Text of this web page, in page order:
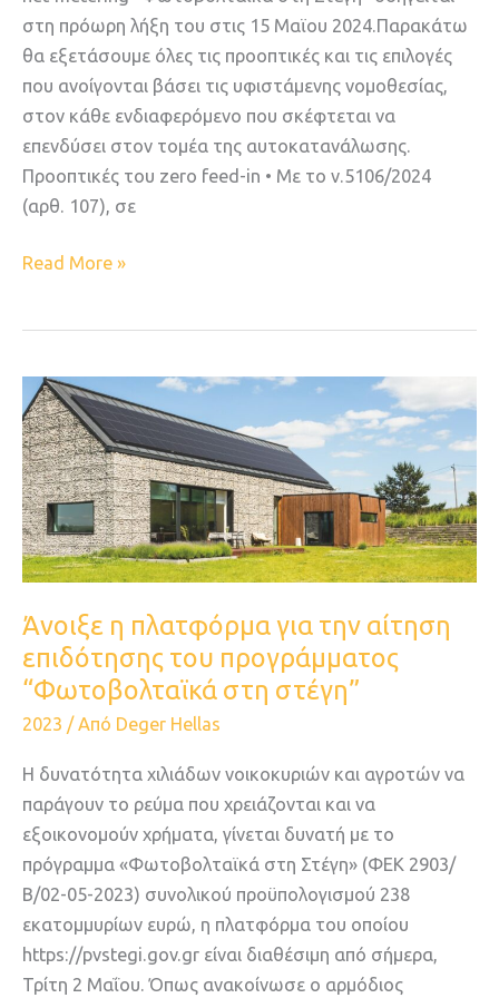
στη πρόωρη λήξη του στις 15 Μαϊου 2024.Παρακάτω
θα εξετάσουμε όλες τις προοπτικές και τις επιλογές
που ανοίγονται βάσει τις υφιστάμενης νομοθεσίας,
στον κάθε ενδιαφερόμενο που σκέφτεται να
επενδύσει στον τομέα της αυτοκατανάλωσης.
Προοπτικές του zero feed-in • Με το ν.5106/2024
(αρθ. 107), σε
Read More »
Άνοιξε η πλατφόρμα για την αίτηση
επιδότησης του προγράμματος
“Φωτοβολταϊκά στη στέγη”
2023 / Από Deger Hellas
Η δυνατότητα χιλιάδων νοικοκυριών και αγροτών να
παράγουν το ρεύμα που χρειάζονται και να
εξοικονομούν χρήματα, γίνεται δυνατή με το
πρόγραμμα «Φωτοβολταϊκά στη Στέγη» (ΦΕΚ 2903/
Β/02-05-2023) συνολικού προϋπολογισμού 238
εκατομμυρίων ευρώ, η πλατφόρμα του οποίου
https://pvstegi.gov.gr είναι διαθέσιμη από σήμερα,
Τρίτη 2 Μαΐου. Όπως ανακοίνωσε ο αρμόδιος
Άνοιξε
η
πλατφόρμα
για
την
αίτηση
επιδότησης
προγράμματος
“Φωτοβολταϊκά
στη
στέγη”